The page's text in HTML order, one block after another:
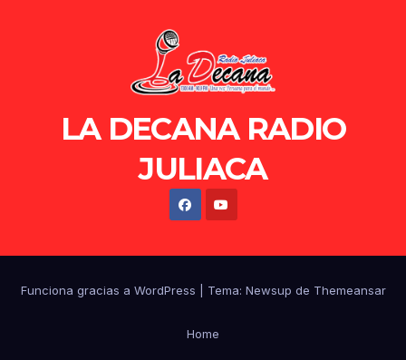
LA DECANA RADIO
JULIACA
Funciona gracias a WordPress Tema: Newsup de Themeansar
Home